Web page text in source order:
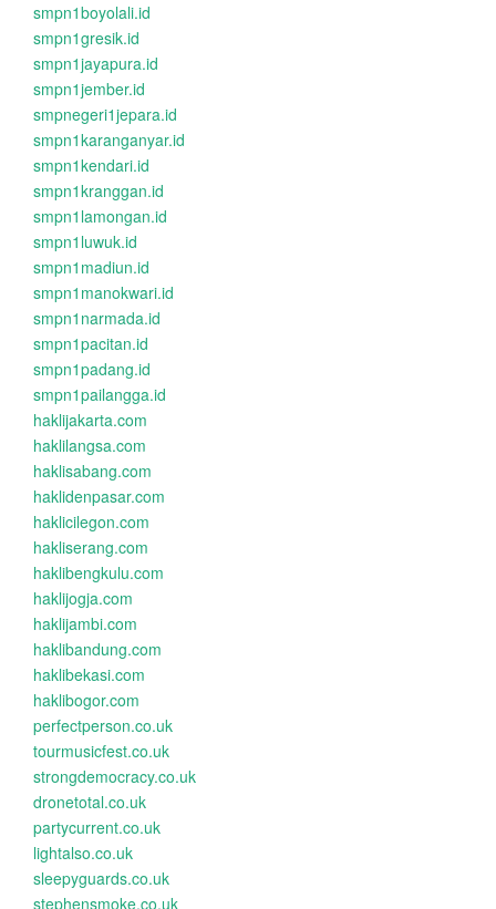
smpn1boyolali.id
smpn1gresik.id
smpn1jayapura.id
smpn1jember.id
smpnegeri1jepara.id
smpn1karanganyar.id
smpn1kendari.id
smpn1kranggan.id
smpn1lamongan.id
smpn1luwuk.id
smpn1madiun.id
smpn1manokwari.id
smpn1narmada.id
smpn1pacitan.id
smpn1padang.id
smpn1pailangga.id
haklijakarta.com
haklilangsa.com
haklisabang.com
haklidenpasar.com
haklicilegon.com
hakliserang.com
haklibengkulu.com
haklijogja.com
haklijambi.com
haklibandung.com
haklibekasi.com
haklibogor.com
perfectperson.co.uk
tourmusicfest.co.uk
strongdemocracy.co.uk
dronetotal.co.uk
partycurrent.co.uk
lightalso.co.uk
sleepyguards.co.uk
stephensmoke.co.uk